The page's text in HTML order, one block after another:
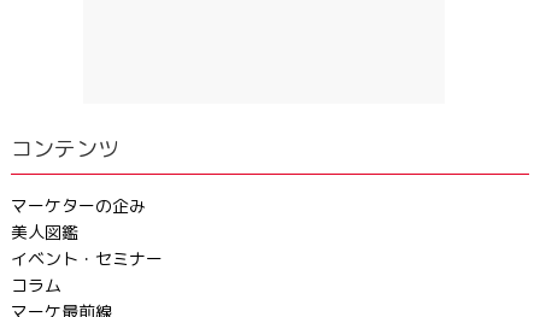
コンテンツ
マーケターの企み
美人図鑑
イベント・セミナー
コラム
マーケ最前線